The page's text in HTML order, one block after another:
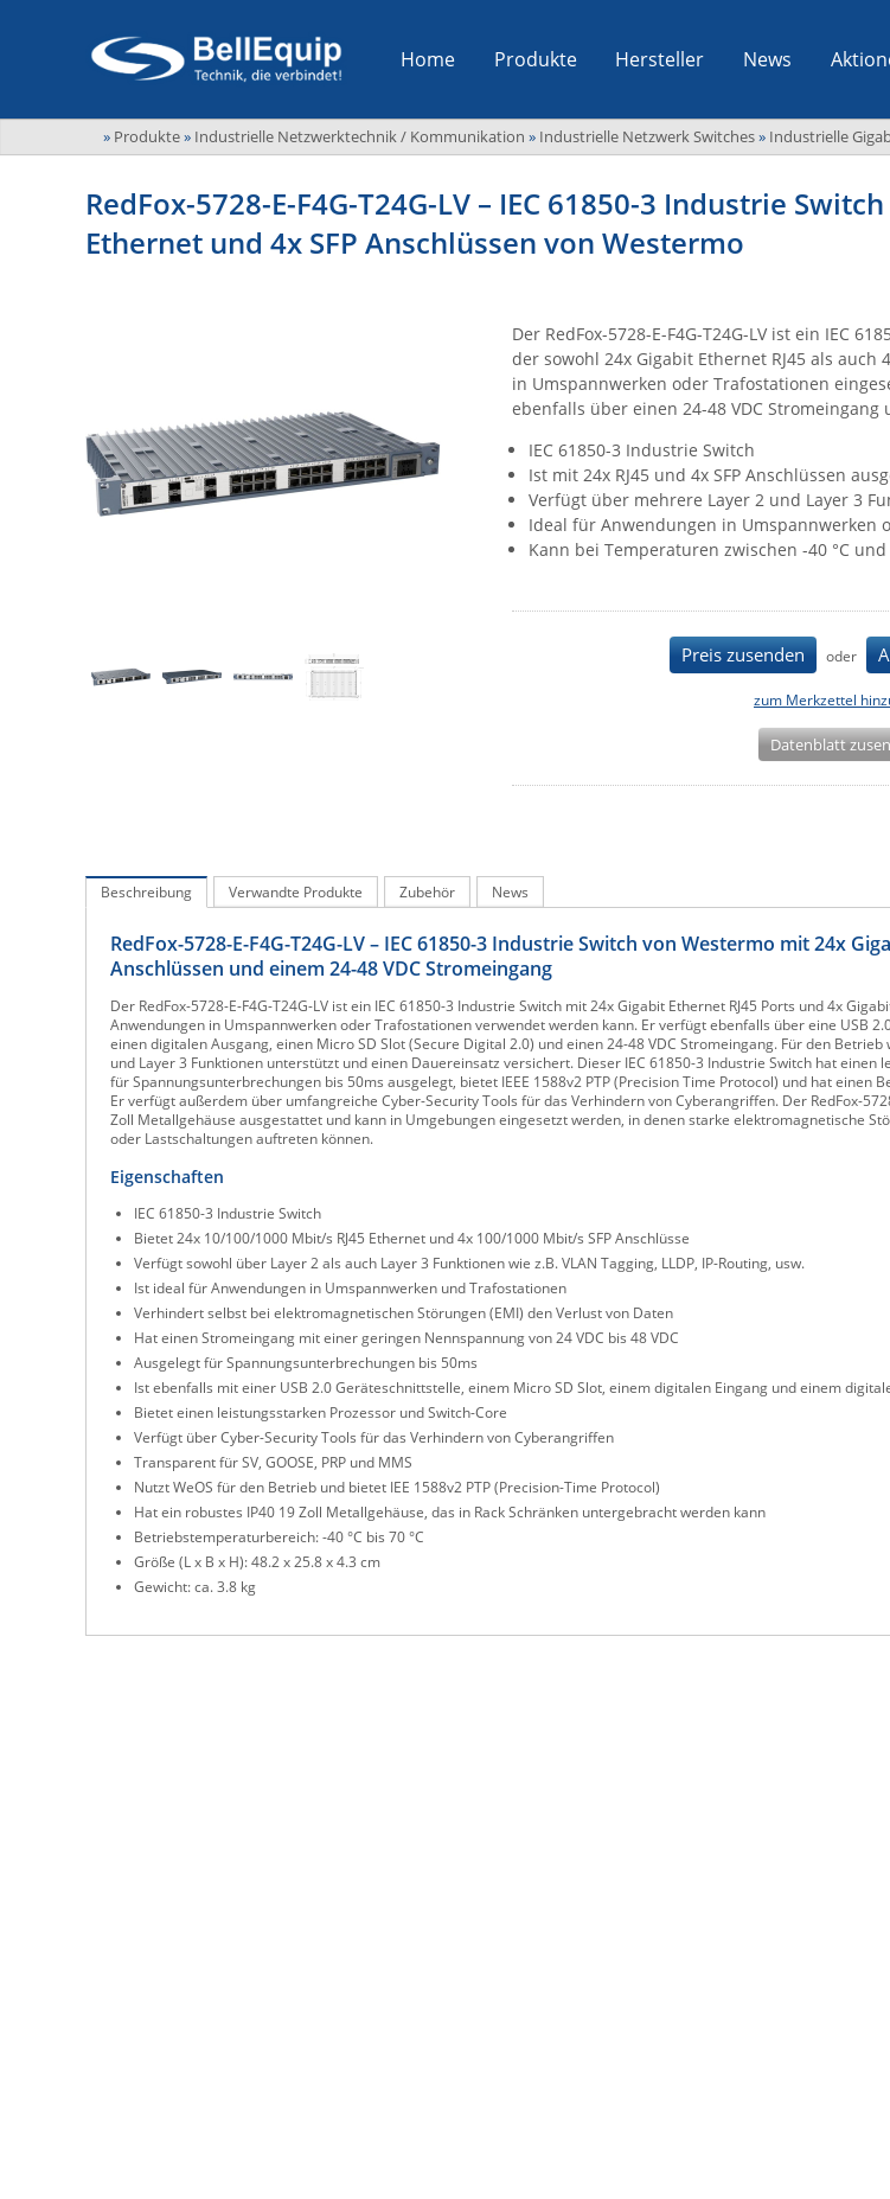
Home Produkte Hersteller News
» Produkte» Industrielle Netzwerktechnik / Kommunikation » Industrielle Netzwerk Switches» Industrielle
RedFox-5728-E-F4G-T24G-LV – IEC 61850-3 Industrie
Ethernet und 4x SFP Anschlüssen von Westermo
Der RedFox-5728-E-F4G-T24G-LV ist ein IEC
der sowohl 24x Gigabit Ethernet RJ45 als auch
in Umspannwerken oder Trafostationen
ebenfalls über einen 24-48 VDC Stromeingang
IEC 61850-3 Industrie Switch
Ist mit 24x RJ45 und 4x SFP Anschlüssen
Verfügt über mehrere Layer 2 und Layer 3
Ideal für Anwendungen in Umspannwerken
Kann bei Temperaturen zwischen -40 °C
Preis zusenden oder
zum Merkzettel
Datenblatt
Beschreibung Verwandte Produkte Zubehör News
RedFox-5728-E-F4G-T24G-LV – IEC 61850-3 Industrie Switch von Westermo mit 24x
Anschlüssen und einem 24-48 VDC Stromeingang
Der RedFox-5728-E-F4G-T24G-LV ist ein IEC 61850-3 Industrie Switch mit 24x Gigabit Ethernet RJ45 Ports und 4x
Anwendungen in Umspannwerken oder Trafostationen verwendet werden kann. Er verfügt ebenfalls über eine USB
einen digitalen Ausgang, einen Micro SD Slot (Secure Digital 2.0) und einen 24-48 VDC Stromeingang. Für den
und Layer 3 Funktionen unterstützt und einen Dauereinsatz versichert. Dieser IEC 61850-3 Industrie Switch hat einen
für Spannungsunterbrechungen bis 50ms ausgelegt, bietet IEEE 1588v2 PTP (Precision Time Protocol) und hat einen
Er verfügt außerdem über umfangreiche Cyber-Security Tools für das Verhindern von Cyberangriffen. Der RedFox-
Zoll Metallgehäuse ausgestattet und kann in Umgebungen eingesetzt werden, in denen starke elektromagnetische
oder Lastschaltungen auftreten können.
Eigenschaften
IEC 61850-3 Industrie Switch
Bietet 24x 10/100/1000 Mbit/s RJ45 Ethernet und 4x 100/1000 Mbit/s SFP Anschlüsse
Verfügt sowohl über Layer 2 als auch Layer 3 Funktionen wie z.B. VLAN Tagging, LLDP, IP-Routing, usw.
Ist ideal für Anwendungen in Umspannwerken und Trafostationen
Verhindert selbst bei elektromagnetischen Störungen (EMI) den Verlust von Daten
Hat einen Stromeingang mit einer geringen Nennspannung von 24 VDC bis 48 VDC
Ausgelegt für Spannungsunterbrechungen bis 50ms
Ist ebenfalls mit einer USB 2.0 Geräteschnittstelle, einem Micro SD Slot, einem digitalen Eingang und einem
Bietet einen leistungsstarken Prozessor und Switch-Core
Verfügt über Cyber-Security Tools für das Verhindern von Cyberangriffen
Transparent für SV, GOOSE, PRP und MMS
Nutzt WeOS für den Betrieb und bietet IEE 1588v2 PTP (Precision-Time Protocol)
Hat ein robustes IP40 19 Zoll Metallgehäuse, das in Rack Schränken untergebracht werden kann
Betriebstemperaturbereich: -40 °C bis 70 °C
Größe (L x B x H): 48.2 x 25.8 x 4.3 cm
Gewicht: ca. 3.8 kg